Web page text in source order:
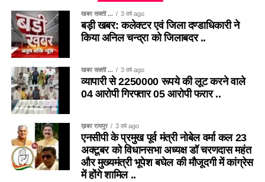
खबर सक्ती ... 3 वर्ष ago
बड़ी खबर: कलेक्टर एवं जिला दण्डाधिकारी ने
किया अनिल चन्द्रा को जिलाबदर ..
खबर सक्ती ... 3 वर्ष ago
व्यापारी से 2250000 रूपये की लूट करने वाले
04 आरोपी गिरफ्तार 05 आरोपी फरार ..
ख़बर रायपुर 3 वर्ष ago
एनसीपी के प्रमुख पूर्व मंत्री नोबेल वर्मा कल 23
अक्टूबर को विधानसभा अध्यक्ष डॉ चरणदास महंत
और मुख्यमंत्री भूपेश बघेल की मौजूदगी में कांग्रेस
में होंगे शामिल ..